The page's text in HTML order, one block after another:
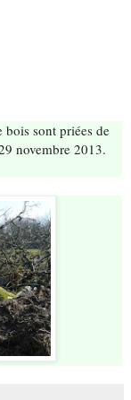
bois sont priées de
novembre 2013.